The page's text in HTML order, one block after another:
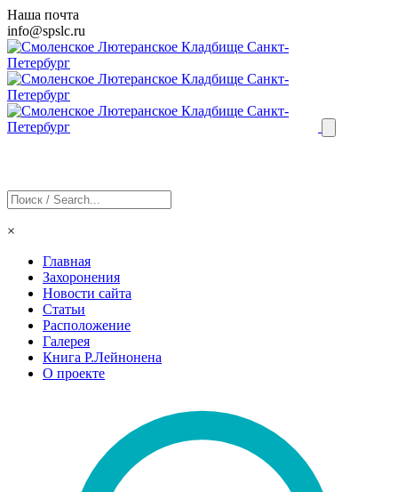
Наша почта
info@spslc.ru
×
Главная
Захоронения
Новости сайта
Статьи
Расположение
Галерея
Книга Р.Лейнонена
О проекте